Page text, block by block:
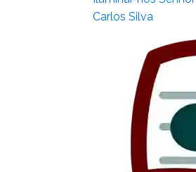
Carlos Silva